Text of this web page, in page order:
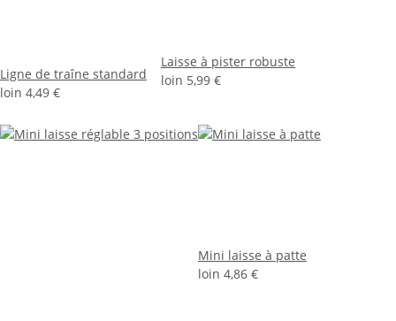
Ligne de traîne standard
loin 4,49 €
Laisse à pister robuste
loin 5,99 €
Mini laisse à patte
loin 4,86 €